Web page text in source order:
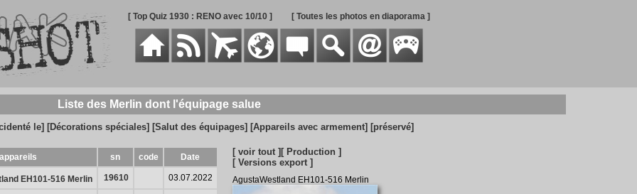
[ Top Quiz 1930 : RENO avec 10/10 ] [ Toutes les photos en diaporama ]
Liste des Merlin dont l'équipage salue
le] [Décorations spéciales] [Salut des équipages] [Appareils avec armement] [préservé]
sn code Date
EH101-516 Merlin 19610 03.07.2022
[ voir tout ] [ Production ]
[ Versions export ]
AgustaWestland EH101-516 Merlin